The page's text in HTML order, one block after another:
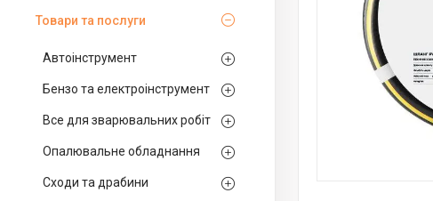
Товари та послуги
Автоінструмент
Бензо та електроінструмент
Все для зварювальних робіт
Опалювальне обладнання
Сходи та драбини